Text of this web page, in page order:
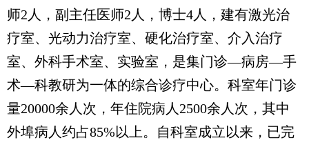
师2人，副主任医师2人，博士4人，建有激光治
疗室、光动力治疗室、硬化治疗室、介入治疗
室、外科手术室、实验室，是集门诊—病房—手
术—科教研为一体的综合诊疗中心。科室年门诊
量20000余人次，年住院病人2500余人次，其中
外埠病人约占85%以上。自科室成立以来，已完